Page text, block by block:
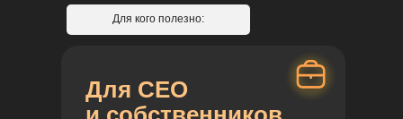
Для СЕО
Для кого полезно: